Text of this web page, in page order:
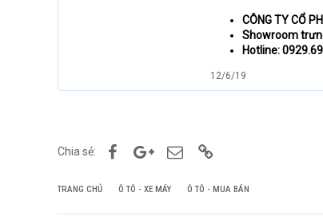
CÔNG TY CỔ
Showroom
Hotline:
12/6/19
Chia sẻ: FacebookGoogle+Email
TRANG CHỦ Ô TÔ - XE MÁY Ô TÔ - MUA BÁN